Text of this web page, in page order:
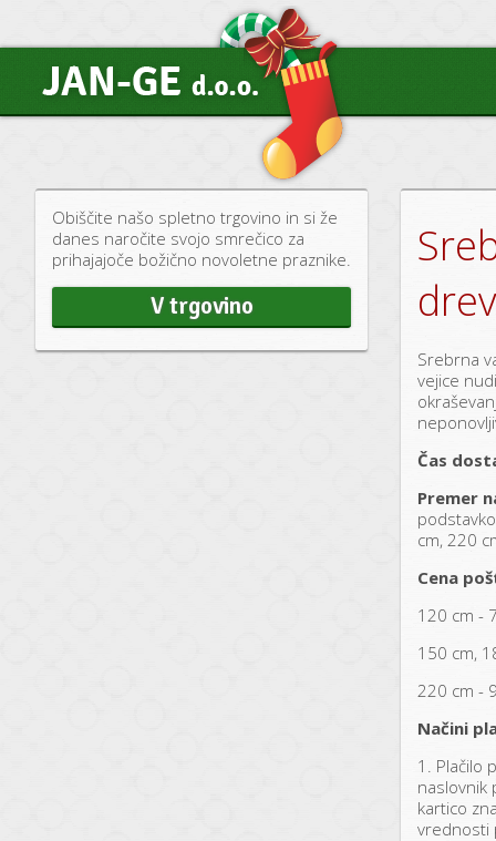
Obiščite našo spletno trgovino in si že
danes naročite svojo smrečico za
prihajajoče božično novoletne praznike.
V trgovino
Srebrna
vejice
Čas
Premer
cm, 220
Cena
120 cm -
150 cm,
220 cm -
Načini
1. Plačilo
naslovnik
kartico
vrednosti